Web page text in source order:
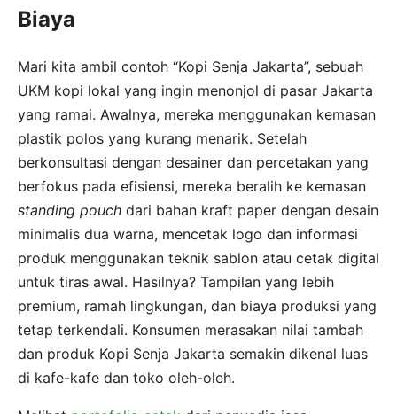
Biaya
Mari kita ambil contoh “Kopi Senja Jakarta”, sebuah
UKM kopi lokal yang ingin menonjol di pasar Jakarta
yang ramai. Awalnya, mereka menggunakan kemasan
plastik polos yang kurang menarik. Setelah
berkonsultasi dengan desainer dan percetakan yang
berfokus pada efisiensi, mereka beralih ke kemasan
standing pouch dari bahan kraft paper dengan desain
minimalis dua warna, mencetak logo dan informasi
produk menggunakan teknik sablon atau cetak digital
untuk tiras awal. Hasilnya? Tampilan yang lebih
premium, ramah lingkungan, dan biaya produksi yang
tetap terkendali. Konsumen merasakan nilai tambah
dan produk Kopi Senja Jakarta semakin dikenal luas
di kafe-kafe dan toko oleh-oleh.